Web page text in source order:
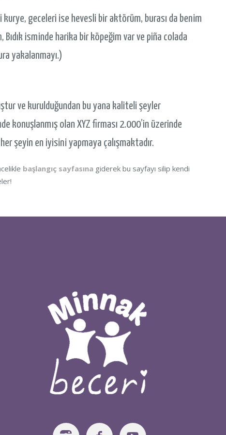
kurye, geceleri ise hevesli bir aktörüm, burası da benim
Bıdık isminde harika bir köpeğim var ve piña colada
yakalanmayı.)
ve kurulduğundan bu yana kaliteli şeyler
konuşlanmış olan XYZ firması 2.000’in üzerinde
şeyin en iyisini yapmaya çalışmaktadır.
başlangıç sayfasına giderek bu sayfayı silip kendi